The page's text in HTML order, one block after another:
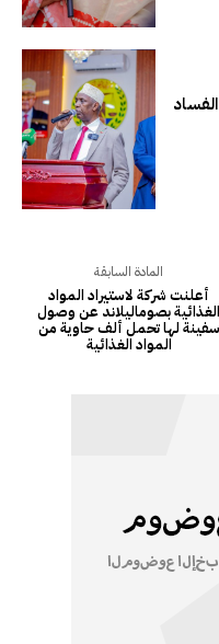
المادة السابقة
أعلنت شركة لاستيراد المواد
الغذائية بصوماليلاند عن وصول
سفينة لها تحمل ألف حاوية من
المواد الغذائية